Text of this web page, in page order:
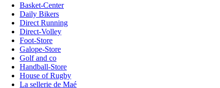
Basket-Center
Daily Bikers
Direct Running
Direct-Volley
Foot-Store
Galope-Store
Golf and co
Handball-Store
House of Rugby
La sellerie de Maé